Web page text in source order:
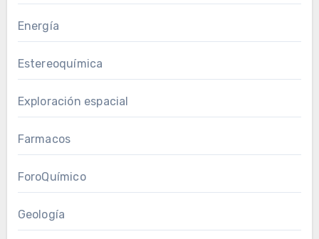
Energía
Estereoquímica
Exploración espacial
Farmacos
ForoQuímico
Geología